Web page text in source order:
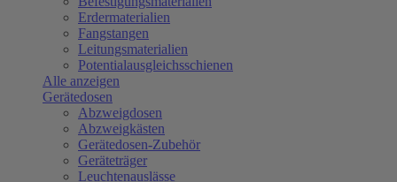
Erdermaterialien
Fangstangen
Leitungsmaterialien
Potentialausgleichsschienen
Alle anzeigen
Gerätedosen
Abzweigdosen
Abzweigkästen
Gerätedosen-Zubehör
Geräteträger
Leuchtenauslässe